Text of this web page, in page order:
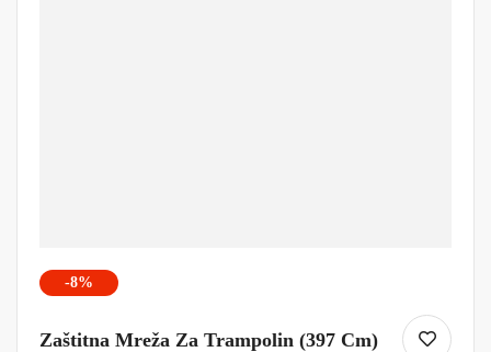
-8%
Zaštitna Mreža Za Trampolin (397 Cm)